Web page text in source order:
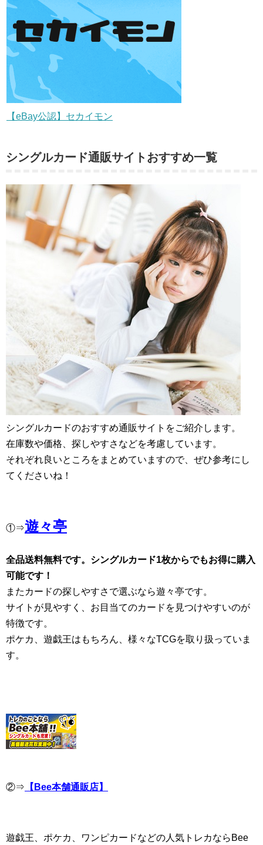
【eBay公認】セカイモン
シングルカード通販サイトおすすめ一覧
シングルカードのおすすめ通販サイトをご紹介します。
在庫数や価格、探しやすさなどを考慮しています。
それぞれ良いところをまとめていますので、ぜひ参考にし
てくださいね！
①⇒遊々亭
全品送料無料です。シングルカード1枚からでもお得に購入
可能です！
またカードの探しやすさで選ぶなら遊々亭です。
サイトが見やすく、お目当てのカードを見つけやすいのが
特徴です。
ポケカ、遊戯王はもちろん、様々なTCGを取り扱っていま
す。
②⇒ 【Bee本舗通販店】
遊戯王、ポケカ、ワンピカードなどの人気トレカならBee